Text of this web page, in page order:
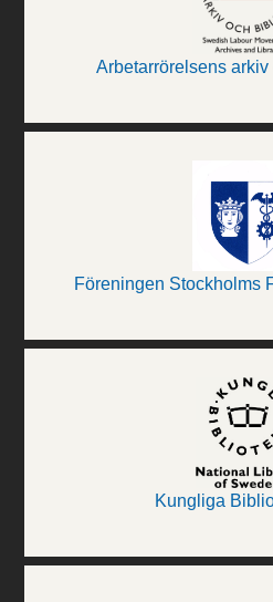
Arbetarrörelsens
Föreningen Stockholms
Kungliga